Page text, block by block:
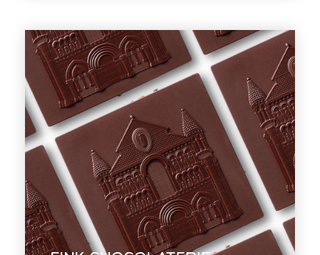
Fink Chocolaterie –
Design Tablette